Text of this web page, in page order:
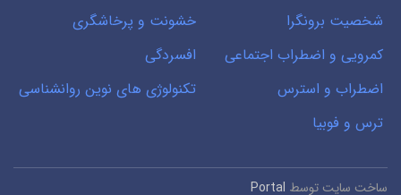
شخصیت برونگرا
خشونت و پرخاشگری
کمرویی و اضطراب اجتماعی
افسردگی
اضطراب و استرس
تکنولوژی های نوین روانشناسی
ترس و فوبیا
ساخت سایت توسط Portal